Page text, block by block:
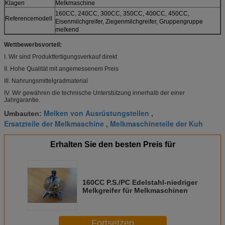
Klagen
Melkmaschine
Referencemodell
160CC, 240CC, 300CC, 350CC, 400CC, 450CC,
Eisenmilchgreifer, Ziegenmilchgreifer, Gruppengruppe
melkend
Wettbewerbsvorteil:
I. Wir sind Produktfertigungsverkauf direkt
II. Hohe Qualität mit angemessenem Preis
III. Nahrungsmittelgradmaterial
IV. Wir gewähren die technische Unterstützung innerhalb der einer
Jahrgarantie.
Umbauten: Melken von Ausrüstungsteilen ,
Ersatzteile der Melkmaschine , Melkmaschineteile der Kuh
Erhalten Sie den besten Preis für
160CC P.S./PC Edelstahl-niedriger
Melkgreifer für Melkmaschinen